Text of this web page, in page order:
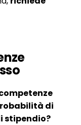
di
stipendio?